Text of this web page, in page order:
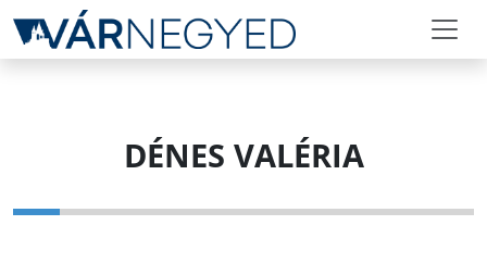
DÉNES VALÉRIA